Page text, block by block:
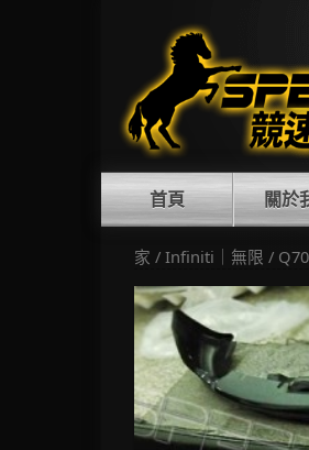
首頁 關於
家 / Infiniti｜無限 / Q70